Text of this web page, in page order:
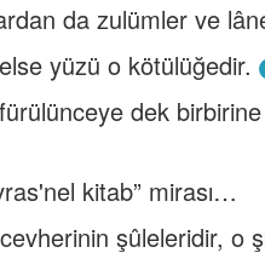
da zulümler ve
yüzü o kötülüğedir.
dek
kitab” mirası…
şûleleridir, o